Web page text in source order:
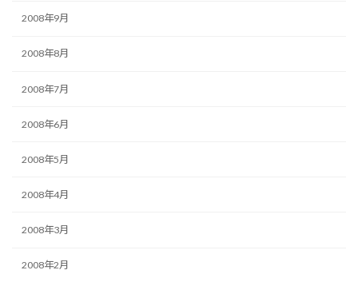
2008年9月
2008年8月
2008年7月
2008年6月
2008年5月
2008年4月
2008年3月
2008年2月